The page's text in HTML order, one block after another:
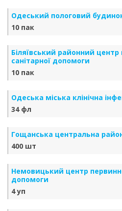
Одеський пологовий
10 пак
Біляївський районний
санітарної допомоги
10 пак
Одеська міська клінічна
34 фл
Гощанська центральна
400 шт
Немовицький центр
допомоги
4 уп